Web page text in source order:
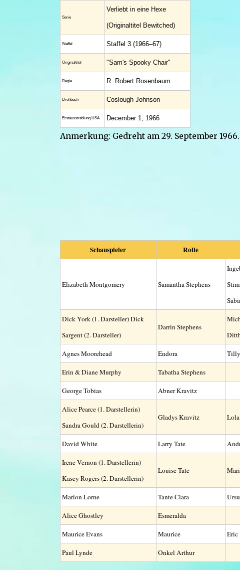
Serie
Verliebt in eine Hexe
(Originaltitel Bewitched)
Staffel Staffel 3 (1966–67)
Original­titel "Sam's Spooky Chair"
Regie R. Robert Rosenbaum
Drehbuch Coslough Johnson
Erstaus­strahlung USA December 1, 1966
Anmerkung: Gedreht am 29. September 1966.
Schauspieler Rolle
Elizabeth Montgomery Samantha Stephens
Dick York (1. Darsteller) Dick
Sargent (2. Darsteller)
Darrin Stephens
Agnes Moorehead Endora
Erin & Diane Murphy Tabatha Stephens
George Tobias Abner Kravitz
Alice Pearce (1. Darstellerin)
Sandra Gould (2. Darstellerin)
Gladys Kravitz
David White Larry Tate
Irene Vernon (1. Darstellerin)
Kasey Rogers (2. Darstellerin)
Louise Tate
Marion Lorne Tante Clara
Alice Ghostley Esmeralda
Maurice Evans Maurice Eric
Paul Lynde Onkel Arthur